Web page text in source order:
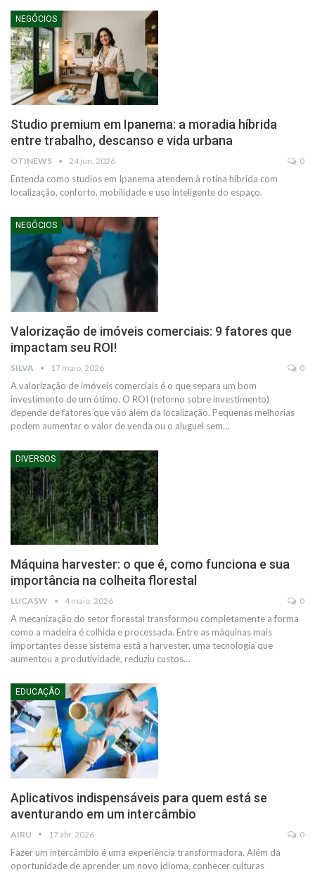
NEGÓCIOS
Studio premium em Ipanema: a moradia híbrida
entre trabalho, descanso e vida urbana
OTINEWS 24 jun, 2026 0
Entenda como studios em Ipanema atendem à rotina híbrida com
localização, conforto, mobilidade e uso inteligente do espaço.
NEGÓCIOS
Valorização de imóveis comerciais: 9 fatores que
impactam seu ROI!
SILVA 17 maio, 2026 0
A valorização de imóveis comerciais é o que separa um bom
investimento de um ótimo. O ROI (retorno sobre investimento)
depende de fatores que vão além da localização. Pequenas melhorias
podem aumentar o valor de venda ou o aluguel sem…
DIVERSOS
Máquina harvester: o que é, como funciona e sua
importância na colheita florestal
LUCASW 4 maio, 2026 0
A mecanização do setor florestal transformou completamente a forma
como a madeira é colhida e processada. Entre as máquinas mais
importantes desse sistema está a harvester, uma tecnologia que
aumentou a produtividade, reduziu custos…
EDUCAÇÃO
Aplicativos indispensáveis para quem está se
aventurando em um intercâmbio
AIRU 17 abr, 2026 0
Fazer um intercâmbio é uma experiência transformadora. Além da
oportunidade de aprender um novo idioma, conhecer culturas